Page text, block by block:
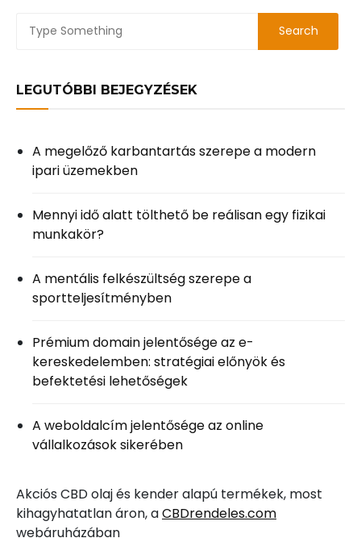
LEGUTÓBBI BEJEGYZÉSEK
A megelőző karbantartás szerepe a modern
ipari üzemekben
Mennyi idő alatt tölthető be reálisan egy fizikai
munkakör?
A mentális felkészültség szerepe a
sportteljesítményben
Prémium domain jelentősége az e-
kereskedelemben: stratégiai előnyök és
befektetési lehetőségek
A weboldalcím jelentősége az online
vállalkozások sikerében
Akciós CBD olaj és kender alapú termékek, most
kihagyhatatlan áron, aCBDrendeles.com
webáruházában